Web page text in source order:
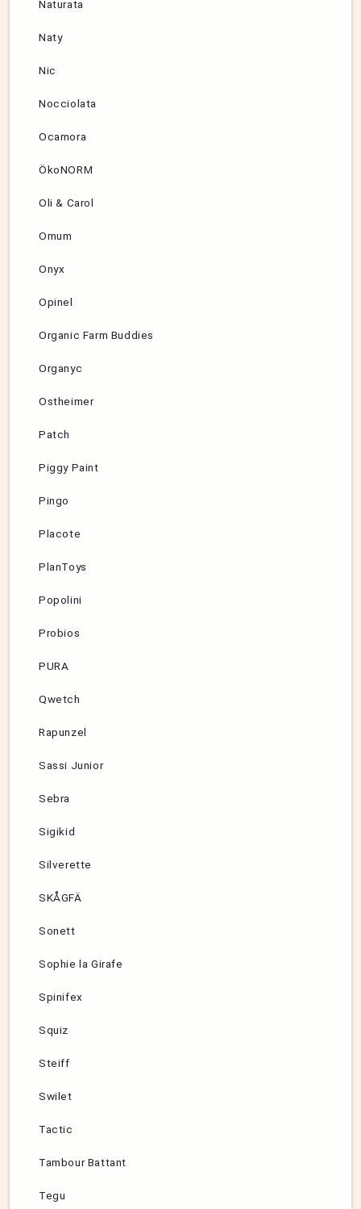
Naturata
Naty
Nic
Nocciolata
Ocamora
ÖkoNORM
Oli & Carol
Omum
Onyx
Opinel
Organic Farm Buddies
Organyc
Ostheimer
Patch
Piggy Paint
Pingo
Placote
PlanToys
Popolini
Probios
PURA
Qwetch
Rapunzel
Sassi Junior
Sebra
Sigikid
Silverette
SKÅGFÄ
Sonett
Sophie la Girafe
Spinifex
Squiz
Steiff
Swilet
Tactic
Tambour Battant
Tegu